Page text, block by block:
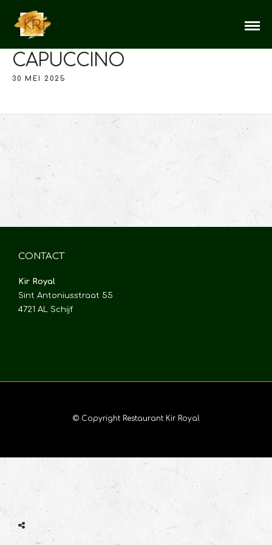
CAPUCCINO
30 MEI 2025
CONTACT
Kir Royal
Sint Antoniusstraat 55
4721 AL Schijf
© Copyright Restaurant Kir Royal